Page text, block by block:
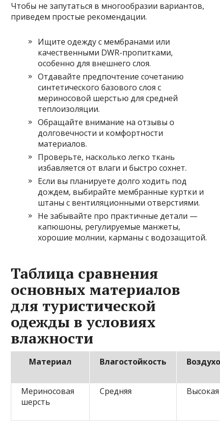
Чтобы не запутаться в многообразии вариантов,
приведем простые рекомендации.
Ищите одежду с мембранами или
качественными DWR-пропитками,
особенно для внешнего слоя.
Отдавайте предпочтение сочетанию
синтетического базового слоя с
мериносовой шерстью для средней
теплоизоляции.
Обращайте внимание на отзывы о
долговечности и комфортности
материалов.
Проверьте, насколько легко ткань
избавляется от влаги и быстро сохнет.
Если вы планируете долго ходить под
дождем, выбирайте мембранные куртки и
штаны с вентиляционными отверстиями.
Не забывайте про практичные детали —
капюшоны, регулируемые манжеты,
хорошие молнии, карманы с водозащитой.
Таблица сравнения
основных материалов
для туристической
одежды в условиях
влажности
Материал Влагостойкость
Мериносовая
шерсть
Средняя Высокая